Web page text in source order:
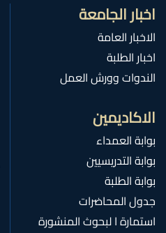
اخبار الجامعة
الاخبار العامة
اخبار الطلبة
الندوات وورش العمل
الاكاديمين
بوابة العمداء
بوابة التدريسيين
بوابة الطلبة
جدول المحاضرات
استمارة ا لبحوث المنشورة